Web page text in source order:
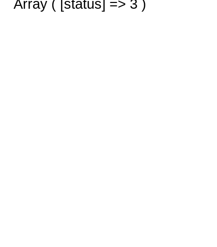
Array ( [status] => 3 )